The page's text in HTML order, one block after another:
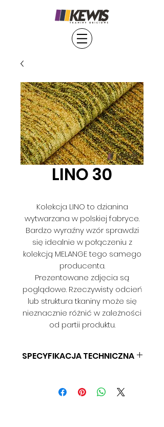
LINO 30
Kolekcja LINO to dzianina
wytwarzana w polskiej fabryce.
Bardzo wyraźny wzór sprawdzi
się idealnie w połączeniu z
kolekcją MELANGE tego samego
producenta.
Prezentowane zdjęcia są
poglądowe. Rzeczywisty odcień
lub struktura tkaniny może się
nieznacznie różnić w zależności
od partii produktu.
SPECYFIKACJA TECHNICZNA
GRAMATURA: BD
SZEROKOSĆ: 140 CM